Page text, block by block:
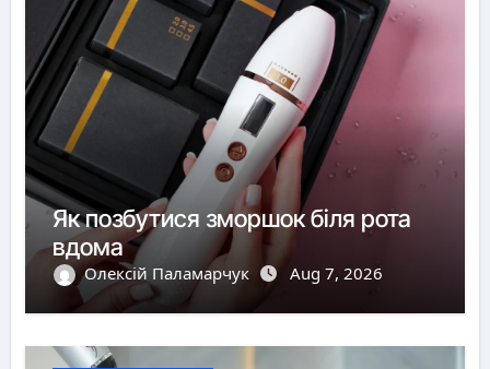
Як позбутися зморшок біля рота
вдома
Олексій Паламарчук Aug 7, 2026